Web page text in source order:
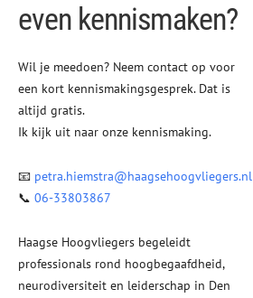
even kennismaken?
Wil je meedoen? Neem contact op voor
een kort kennismakingsgesprek. Dat is
altijd gratis.
Ik kijk uit naar onze kennismaking.
📧 petra.hiemstra@haagsehoogvliegers.nl
📞 06-33803867
Haagse Hoogvliegers begeleidt
professionals rond hoogbegaafdheid,
neurodiversiteit en leiderschap in Den